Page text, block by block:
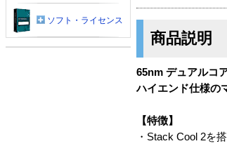
商品説明
65nm デュアルコ
ハイエンド仕様の
【特徴】
・Stack Cool 2を
ソフト・ライセンス